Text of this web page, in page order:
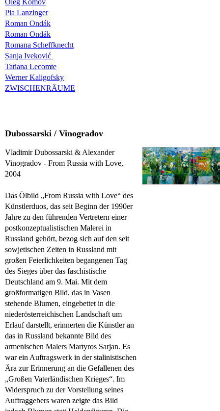
Oleg Komov
Pia Lanzinger
Roman Ondák
Roman Ondák
Romana Scheffknecht
Sanja Iveković
Tatiana Lecomte
Werner Kaligofsky
ZWISCHENRÄUME
Dubossarski / Vinogradov
Vladimir Dubossarski & Alexander
Vinogradov - From Russia with Love,
2004
Das Ölbild „From Russia with Love“ des
Künstlerduos, das seit Beginn der 1990er
Jahre zu den führenden Vertretern einer
postkonzeptualistischen Malerei in
Russland gehört, bezog sich auf den seit
sowjetischen Zeiten in Russland mit
großen Feierlichkeiten begangenen Tag
des Sieges über das faschistische
Deutschland am 9. Mai. Mit dem
großformatigen Bild, das in Vasen
stehende Blumen, eingebettet in die
niederösterreichischen Landschaft um
Erlauf darstellt, erinnerten die Künstler an
das in Russland bekannte Bild des
armenischen Malers Martyros Sarjan. Es
war ein Auftragswerk in der stalinistischen
Ära zur Erinnerung an die Gefallenen des
„Großen Vaterländischen Krieges“. Im
Widerspruch zu der Vorstellung seines
Auftraggebers waren zeigte das Bild